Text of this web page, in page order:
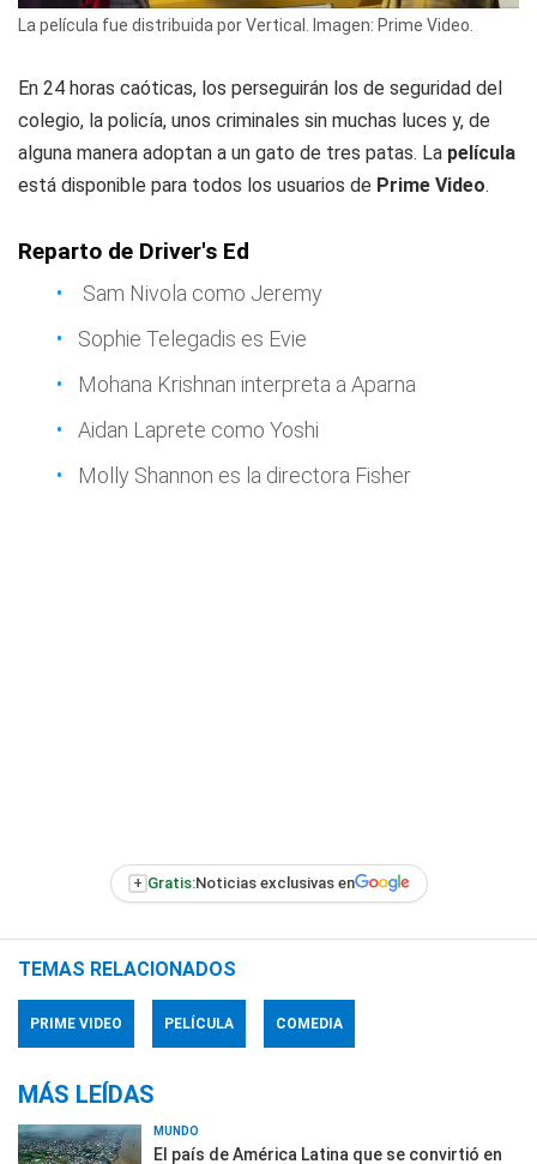
La película fue distribuida por Vertical. Imagen: Prime Video.
En 24 horas caóticas, los perseguirán los de seguridad del
colegio, la policía, unos criminales sin muchas luces y, de
alguna manera adoptan a un gato de tres patas. La película
está disponible para todos los usuarios de Prime Video.
Reparto de Driver's Ed
Sam Nivola como Jeremy
Sophie Telegadis es Evie
Mohana Krishnan interpreta a Aparna
Aidan Laprete como Yoshi
Molly Shannon es la directora Fisher
+ Gratis:Noticias exclusivas en
TEMAS RELACIONADOS
PRIME VIDEO PELÍCULA COMEDIA
MÁS LEÍDAS
MUNDO
El país de América Latina que se convirtió en